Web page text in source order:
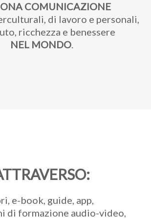
COMUNICAZIONE
di lavoro e personali,
ricchezza e benessere
NEL MONDO.
e-book, guide, app,
di formazione audio-video,